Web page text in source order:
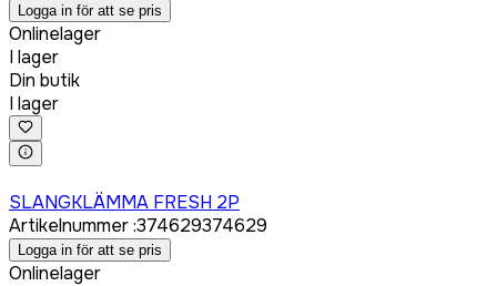
Logga in för att se pris
Onlinelager
I lager
Din butik
I lager
SLANGKLÄMMA FRESH 2P
Artikelnummer:374629374629
Logga in för att se pris
Onlinelager